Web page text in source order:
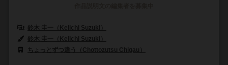
鈴木 圭一（Keiichi Suzuki）
鈴木 圭一（Keiichi Suzuki）
ちょっとずつ違う（Chottozutsu Chigau）